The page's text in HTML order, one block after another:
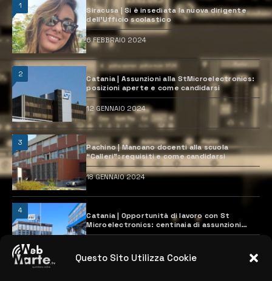
Questo Sito Utilizza Cookie
1
Siracusa | Si è insediata la nuova dirigente
dell’Ufficio scolastico
6 FEBBRAIO 2024
2
Catania | Assunzioni alla StMicroelectronics:
posizioni aperte e come candidarsi
12 GENNAIO 2024
3
Pachino | Mancano docenti alla scuola
“Calleri”: requisiti e come candidarsi
18 GENNAIO 2024
4
Catania | Opportunità di lavoro con St
Microelectronics: centinaia di assunzioni
previste